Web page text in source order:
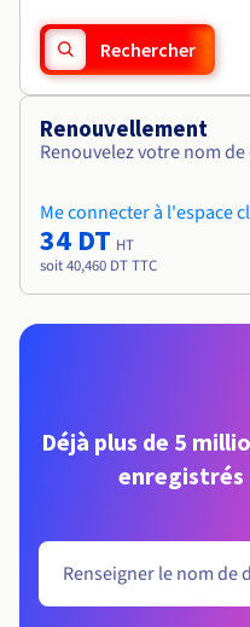
Rechercher
Renouvellement
Renouvelez votre nom
Me connecter à l'espace
34 DT HT
soit 40,460 DT TTC
Déjà plus de 5
enregistrés